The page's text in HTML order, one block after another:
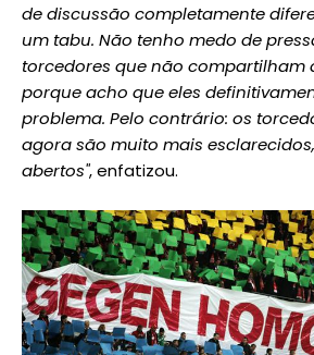
de discussão completamente
um tabu. Não tenho medo de
torcedores que não compartilham
porque acho que eles
problema. Pelo contrário: os
agora são muito mais
abertos", enfatizou.